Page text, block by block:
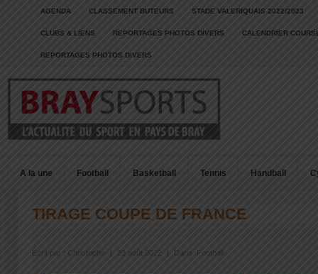
AGENDA CLASSEMENT BUTEURS STADE VALERIQUAIS 2022/2023
CLUBS & LIENS REPORTAGES PHOTOS DIVERS CALENDRIER
REPORTAGES PHOTOS DIVERS
A la une Football Basketball Tennis Handball
TIRAGE COUPE DE FRANCE
Écrit par : Christophe 23 août 2022 Dans : Football